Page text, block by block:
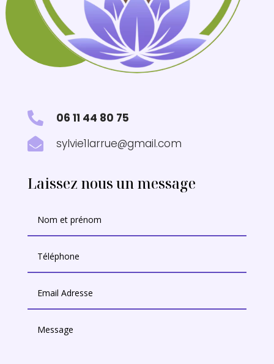
 06 11 44 80 75
 sylvie1larrue@gmail.com
Laissez nous un message